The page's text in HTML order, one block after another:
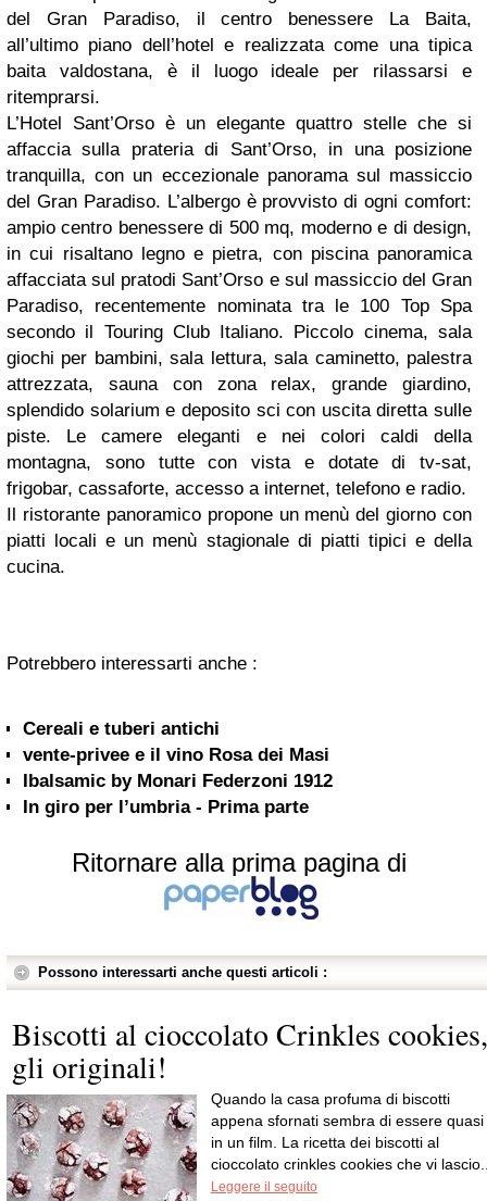
del Gran Paradiso, il centro benessere La Baita,
all’ultimo piano dell’hotel e realizzata come una tipica
baita valdostana, è il luogo ideale per rilassarsi e
ritemprarsi.
L’Hotel Sant’Orso è un elegante quattro stelle che si
affaccia sulla prateria di Sant’Orso, in una posizione
tranquilla, con un eccezionale panorama sul massiccio
del Gran Paradiso. L’albergo è provvisto di ogni comfort:
ampio centro benessere di 500 mq, moderno e di design,
in cui risaltano legno e pietra, con piscina panoramica
affacciata sul pratodi Sant’Orso e sul massiccio del Gran
Paradiso, recentemente nominata tra le 100 Top Spa
secondo il Touring Club Italiano. Piccolo cinema, sala
giochi per bambini, sala lettura, sala caminetto, palestra
attrezzata, sauna con zona relax, grande giardino,
splendido solarium e deposito sci con uscita diretta sulle
piste. Le camere eleganti e nei colori caldi della
montagna, sono tutte con vista e dotate di tv-sat,
frigobar, cassaforte, accesso a internet, telefono e radio.
Il ristorante panoramico propone un menù del giorno con
piatti locali e un menù stagionale di piatti tipici e della
cucina.
Potrebbero interessarti anche :
Cereali e tuberi antichi
vente-privee e il vino Rosa dei Masi
Ibalsamic by Monari Federzoni 1912
In giro per l’umbria - Prima parte
Ritornare alla prima pagina di
Possono interessarti anche questi articoli :
Biscotti al cioccolato Crinkles cookies,
gli originali!
Quando la casa profuma di biscotti
appena sfornati sembra di essere quasi
in un film. La ricetta dei biscotti al
cioccolato crinkles cookies che vi
Leggere il seguito